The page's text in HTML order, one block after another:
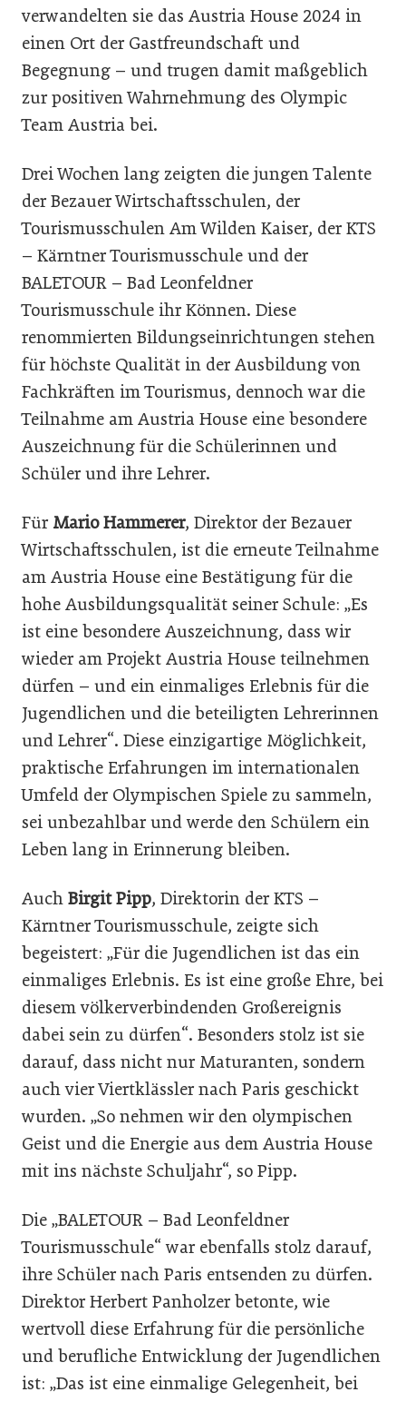
verwandelten sie das Austria House 2024 in
einen Ort der Gastfreundschaft und
Begegnung – und trugen damit maßgeblich
zur positiven Wahrnehmung des Olympic
Team Austria bei.
Drei Wochen lang zeigten die jungen Talente
der Bezauer Wirtschaftsschulen, der
Tourismusschulen Am Wilden Kaiser, der KTS
– Kärntner Tourismusschule und der
BALETOUR – Bad Leonfeldner
Tourismusschule ihr Können. Diese
renommierten Bildungseinrichtungen stehen
für höchste Qualität in der Ausbildung von
Fachkräften im Tourismus, dennoch war die
Teilnahme am Austria House eine besondere
Auszeichnung für die Schülerinnen und
Schüler und ihre Lehrer.
Für Mario Hammerer, Direktor der Bezauer
Wirtschaftsschulen, ist die erneute Teilnahme
am Austria House eine Bestätigung für die
hohe Ausbildungsqualität seiner Schule: „Es
ist eine besondere Auszeichnung, dass wir
wieder am Projekt Austria House teilnehmen
dürfen – und ein einmaliges Erlebnis für die
Jugendlichen und die beteiligten Lehrerinnen
und Lehrer“. Diese einzigartige Möglichkeit,
praktische Erfahrungen im internationalen
Umfeld der Olympischen Spiele zu sammeln,
sei unbezahlbar und werde den Schülern ein
Leben lang in Erinnerung bleiben.
Auch Birgit Pipp, Direktorin der KTS –
Kärntner Tourismusschule, zeigte sich
begeistert: „Für die Jugendlichen ist das ein
einmaliges Erlebnis. Es ist eine große Ehre, bei
diesem völkerverbindenden Großereignis
dabei sein zu dürfen“. Besonders stolz ist sie
darauf, dass nicht nur Maturanten, sondern
auch vier Viertklässler nach Paris geschickt
wurden. „So nehmen wir den olympischen
Geist und die Energie aus dem Austria House
mit ins nächste Schuljahr“, so Pipp.
Die „BALETOUR – Bad Leonfeldner
Tourismusschule“ war ebenfalls stolz darauf,
ihre Schüler nach Paris entsenden zu dürfen.
Direktor Herbert Panholzer betonte, wie
wertvoll diese Erfahrung für die persönliche
und berufliche Entwicklung der Jugendlichen
ist: „Das ist eine einmalige Gelegenheit, bei